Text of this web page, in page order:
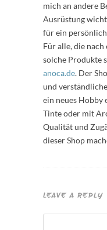
mich an andere
Ausrüstung
für ein
Für alle, die
solche Produkte
anoca.de. Der
und
ein neues
Tinte oder mit
Qualität und
dieser Shop
LEAVE A REPLY